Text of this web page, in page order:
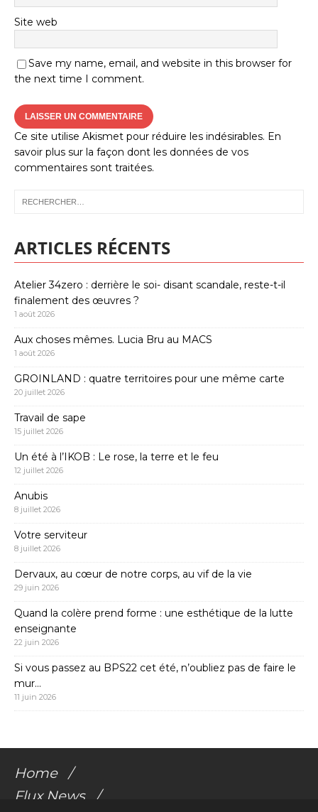
Site web
Save my name, email, and website in this browser for
the next time I comment.
Ce site utilise Akismet pour réduire les indésirables. En
savoir plus sur la façon dont les données de vos
commentaires sont traitées.
ARTICLES RÉCENTS
Atelier 34zero : derrière le soi- disant scandale, reste-t-il
finalement des œuvres ?
1 août 2026
Aux choses mêmes. Lucia Bru au MACS
1 août 2026
GROINLAND : quatre territoires pour une même carte
20 juillet 2026
Travail de sape
15 juillet 2026
Un été à l’IKOB : Le rose, la terre et le feu
12 juillet 2026
Anubis
8 juillet 2026
Votre serviteur
8 juillet 2026
Dervaux, au cœur de notre corps, au vif de la vie
29 juin 2026
Quand la colère prend forme : une esthétique de la lutte
enseignante
22 juin 2026
Si vous passez au BPS22 cet été, n’oubliez pas de faire le
mur…
11 juin 2026
Home
Flux News